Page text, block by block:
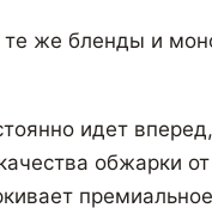
же бленды и
идет
обжарки